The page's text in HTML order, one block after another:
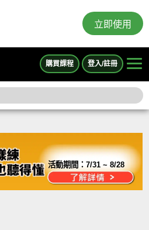
立即使用
購買課程 登入/註冊
活動期間：7/31 ~ 8/28